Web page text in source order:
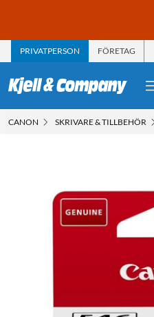
PRIVATPERSON FÖRETAG
CANON SKRIVARE & TILLBEHÖR